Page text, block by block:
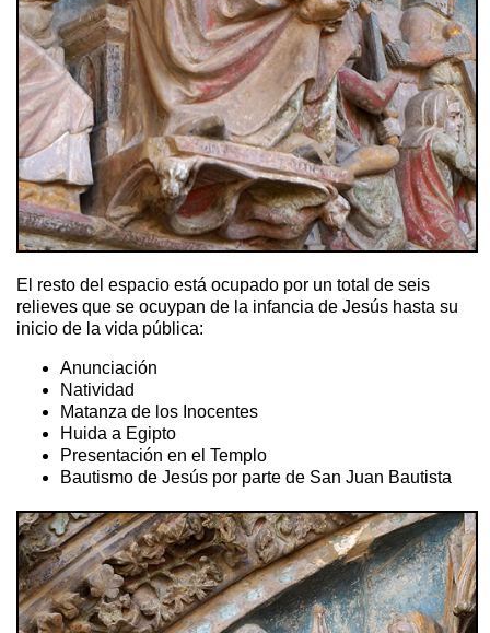
El resto del espacio está ocupado por un total de seis
relieves que se ocuypan de la infancia de Jesús hasta su
inicio de la vida pública:
Anunciación
Natividad
Matanza de los Inocentes
Huida a Egipto
Presentación en el Templo
Bautismo de Jesús por parte de San Juan Bautista